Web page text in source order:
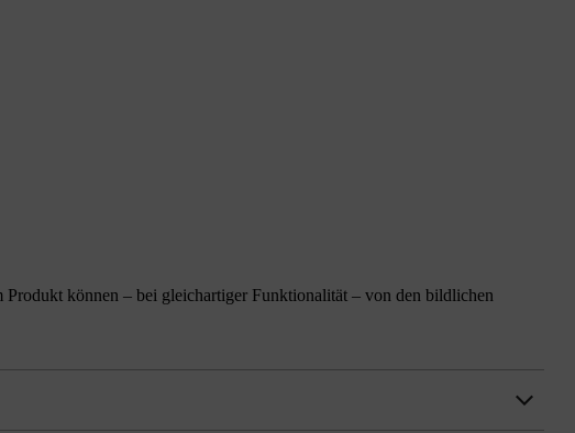
können – bei gleichartiger Funktionalität – von den bildlichen